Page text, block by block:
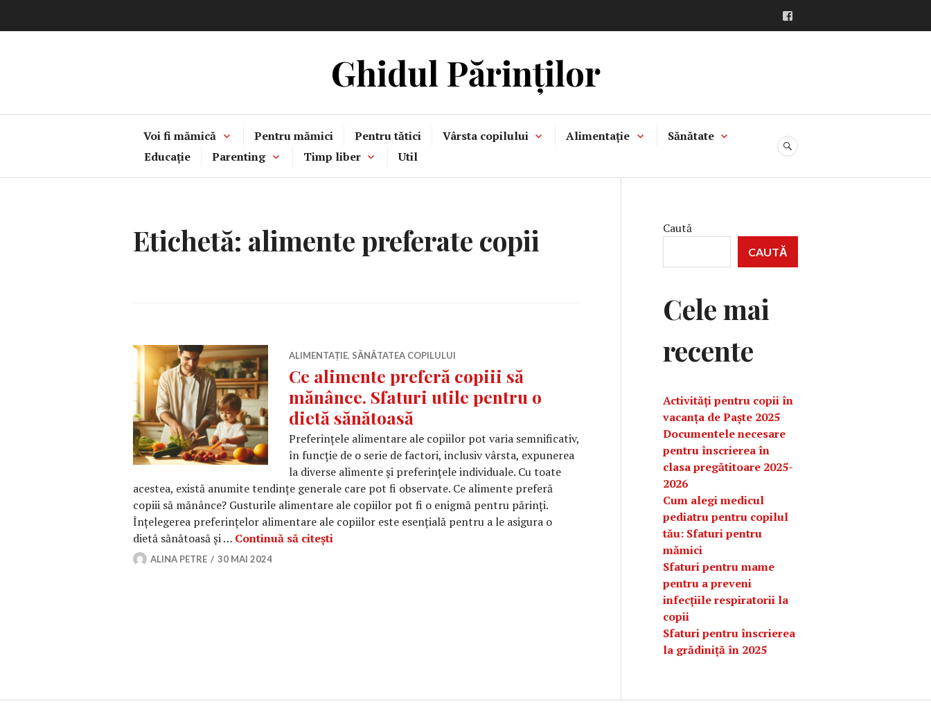
la
Ghidul Părinților
Voi fi mămică Pentru mămici Pentru tătici Vârsta copilului Alimentație
Sănătate
Educație
Parenting Timp liber Util
CĂUTARE
Etichetă: alimente preferate copii
ALIMENTAȚIE, SĂNĂTATEA COPILULUI
Ce alimente preferă copiii să
mănânce. Sfaturi utile pentru o
dietă sănătoasă
Preferințele alimentare ale copiilor pot varia semnificativ,
în funcție de o serie de factori, inclusiv vârsta, expunerea
la diverse alimente și preferințele individuale. Cu toate
acestea, există anumite tendințe generale care pot fi observate. Ce alimente preferă
copiii să mănânce? Gusturile alimentare ale copiilor pot fi o enigmă pentru părinți.
Înțelegerea preferințelor alimentare ale copiilor este esențială pentru a le asigura o
dietă sănătoasă și … Continuă să citești Ce alimente preferă copiii să mănânce. Sfaturi utile pentru o dietă sănătoasă
ALINA PETRE 30 MAI 2024
Caută
CAUTĂ
Cele mai
recente
Activități pentru copii în
vacanța de Paște 2025
Documentele necesare
pentru înscrierea în
clasa pregătitoare 2025-
2026
Cum alegi medicul
pediatru pentru copilul
tău: Sfaturi pentru
mămici
Sfaturi pentru mame
pentru a preveni
infecțiile respiratorii la
copii
Sfaturi pentru înscrierea
la grădiniță în 2025